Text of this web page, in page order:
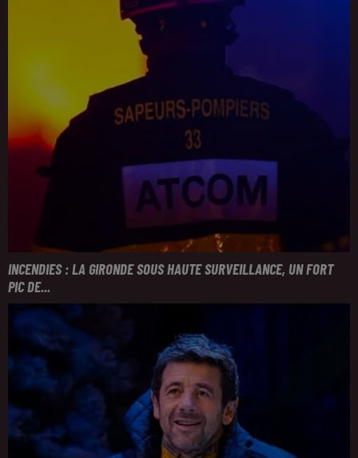
INCENDIES : LA GIRONDE SOUS HAUTE SURVEILLANCE, UN FORT
PIC DE...